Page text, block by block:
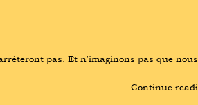
pas. Et n'imaginons pas que nous
Continue